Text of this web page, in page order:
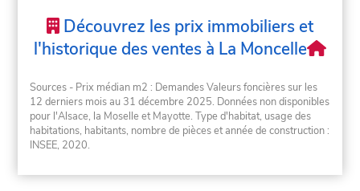
Découvrez les prix immobiliers et
l'historique des ventes à La Moncelle
Sources - Prix médian m2 : Demandes Valeurs foncières sur les
12 derniers mois au 31 décembre 2025. Données non disponibles
pour l'Alsace, la Moselle et Mayotte. Type d'habitat, usage des
habitations, habitants, nombre de pièces et année de construction :
INSEE, 2020.